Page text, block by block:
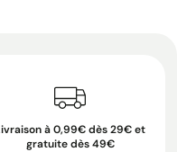
à 0,99€ dès 29€ et
gratuite dès 49€